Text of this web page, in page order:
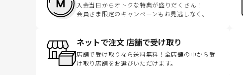
入会当日からオトクな特典が盛りだくさん！
会員さま限定のキャンペーンもお見逃しなく。
ネットで注文 店舗で受け取り
店舗で受け取りなら送料無料！全店舗の中から受
け取り店舗をお選びいただけます。